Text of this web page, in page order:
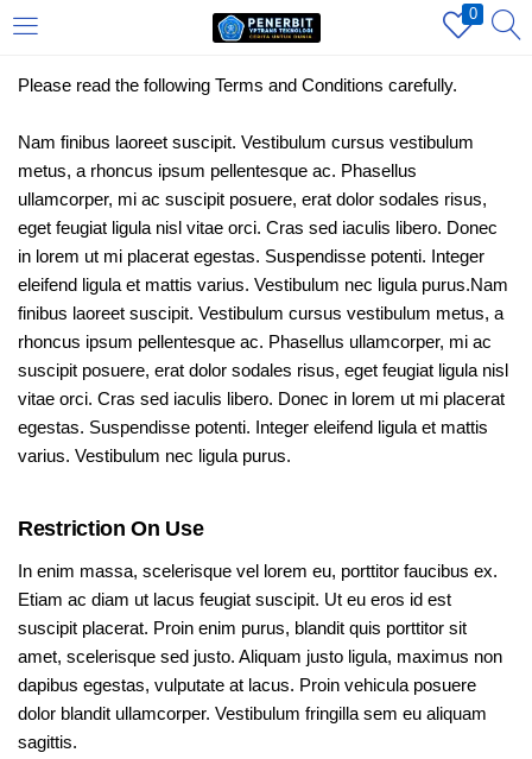
0
REGISTER
Enter your username and password to login.
Remember me
Login
Lost password?
Please read the following Terms and Conditions carefully.
Nam finibus laoreet suscipit. Vestibulum cursus vestibulum
metus, a rhoncus ipsum pellentesque ac. Phasellus
ullamcorper, mi ac suscipit posuere, erat dolor sodales risus,
eget feugiat ligula nisl vitae orci. Cras sed iaculis libero. Donec
in lorem ut mi placerat egestas. Suspendisse potenti. Integer
eleifend ligula et mattis varius. Vestibulum nec ligula purus.Nam
finibus laoreet suscipit. Vestibulum cursus vestibulum metus, a
rhoncus ipsum pellentesque ac. Phasellus ullamcorper, mi ac
suscipit posuere, erat dolor sodales risus, eget feugiat ligula nisl
vitae orci. Cras sed iaculis libero. Donec in lorem ut mi placerat
egestas. Suspendisse potenti. Integer eleifend ligula et mattis
varius. Vestibulum nec ligula purus.
Restriction On Use
In enim massa, scelerisque vel lorem eu, porttitor faucibus ex.
Etiam ac diam ut lacus feugiat suscipit. Ut eu eros id est
suscipit placerat. Proin enim purus, blandit quis porttitor sit
amet, scelerisque sed justo. Aliquam justo ligula, maximus non
dapibus egestas, vulputate at lacus. Proin vehicula posuere
dolor blandit ullamcorper. Vestibulum fringilla sem eu aliquam
sagittis.